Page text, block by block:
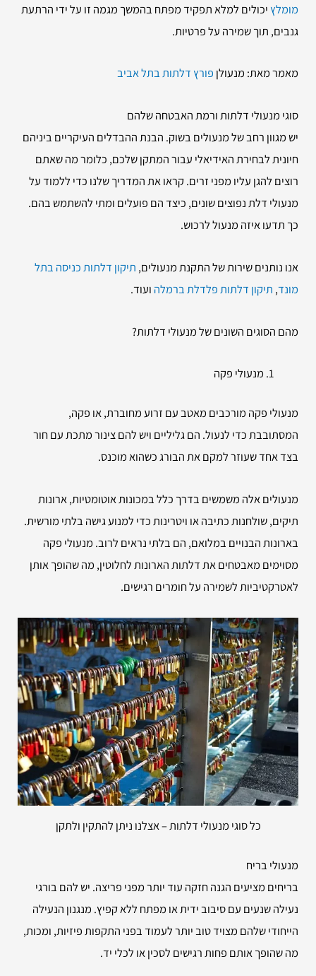
מומלץ יכולים למלא תפקיד מפתח בהמשך מגמה זו על ידי הרתעת
גנבים, תוך שמירה על פרטיות.
מאמר מאת: מנעולן פורץ דלתות בתל אביב
סוגי מנעולי דלתות ורמת האבטחה שלהם
יש מגוון רחב של מנעולים בשוק. הבנת ההבדלים העיקריים ביניהם
חיונית לבחירת האידיאלי עבור המתקן שלכם, כלומר מה שאתם
רוצים להגן עליו מפני זרים. קראו את המדריך שלנו כדי ללמוד על
מנעולי דלת נפוצים שונים, כיצד הם פועלים ומתי להשתמש בהם.
כך תדעו איזה מנעול לרכוש.
אנו נותנים שירות של התקנת מנעולים, תיקון דלתות כניסה בתל
מונד, תיקון דלתות פלדלת ברמלה ועוד.
מהם הסוגים השונים של מנעולי דלתות?
מנעולי פקה
מנעולי פקה מורכבים מאטב עם זרוע מחוברת, או פקה,
המסתובבת כדי לנעול. הם גליליים ויש להם צינור מתכת עם חור
בצד אחד שעוזר למקם את הבורג כשהוא מוכנס.
מנעולים אלה משמשים בדרך כלל במכונות אוטומטיות, ארונות
תיקים, שולחנות כתיבה או ויטרינות כדי למנוע גישה בלתי מורשית.
בארונות הבנויים במלואם, הם בלתי נראים לרוב. מנעולי פקה
מסוימים מאבטחים את דלתות הארונות לחלוטין, מה שהופך אותן
לאטרקטיביות לשמירה על חומרים רגישים.
כל סוגי מנעולי דלתות – אצלנו ניתן להתקין ולתקן
מנעולי בריח
בריחים מציעים הגנה חזקה עוד יותר מפני פריצה. יש להם בורגי
נעילה שנעים עם סיבוב ידית או מפתח ללא קפיץ. מנגנון הנעילה
הייחודי שלהם מצויד טוב יותר לעמוד בפני התקפות פיזיות, ומכות,
מה שהופך אותם פחות רגישים לסכין או לכלי יד.